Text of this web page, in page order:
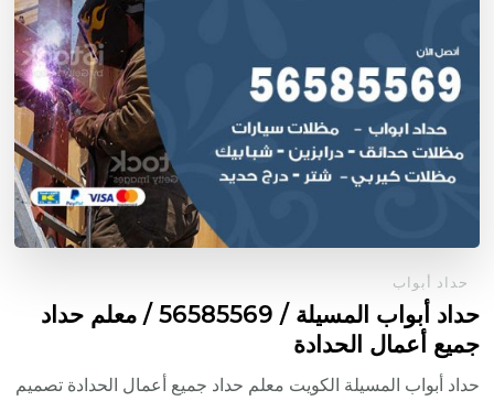
حداد أبواب
حداد أبواب المسيلة / 56585569 / معلم حداد
جميع أعمال الحدادة
حداد أبواب المسيلة الكويت معلم حداد جميع أعمال الحدادة تصميم